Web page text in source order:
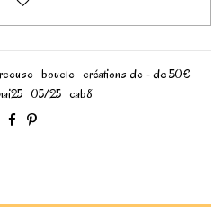
boucle créations de - de 50€
05/25 cab8